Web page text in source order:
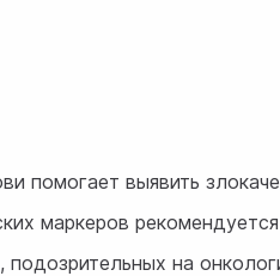
помогает выявить
маркеров
на